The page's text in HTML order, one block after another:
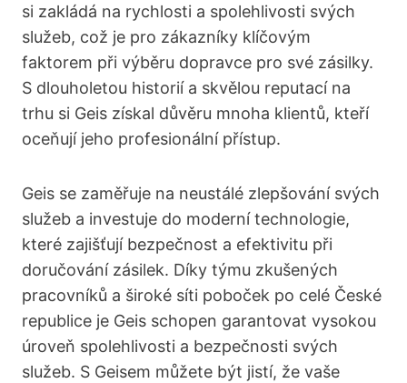
si zakládá na rychlosti a spolehlivosti svých
služeb, což je pro zákazníky klíčovým
faktorem při výběru dopravce pro své zásilky.
S dlouholetou historií a skvělou reputací na
trhu si Geis získal důvěru mnoha klientů, kteří
oceňují jeho profesionální přístup.
Geis se zaměřuje na neustálé zlepšování svých
služeb a investuje do moderní technologie,
které zajišťují bezpečnost a efektivitu při
doručování zásilek. Díky týmu zkušených
pracovníků a široké síti poboček po celé České
republice je Geis schopen garantovat vysokou
úroveň spolehlivosti a bezpečnosti svých
služeb. S Geisem můžete být jistí, že vaše